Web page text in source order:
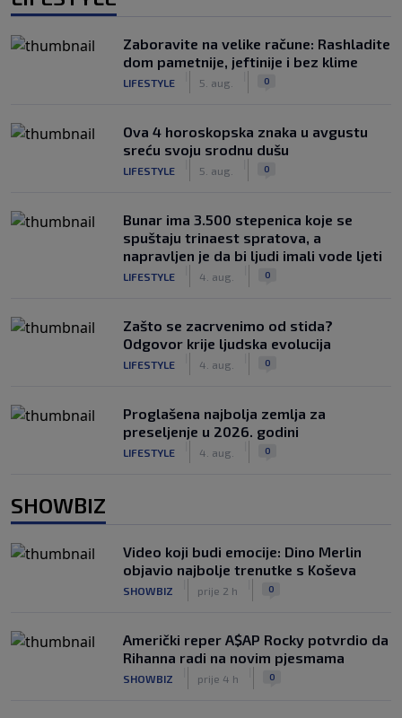
Zaboravite na velike račune: Rashladite
dom pametnije, jeftinije i bez klime
LIFESTYLE 5. aug. 0
Ova 4 horoskopska znaka u avgustu
sreću svoju srodnu dušu
LIFESTYLE 5. aug. 0
Bunar imа 3.500 stepenica koje se
spuštaju trinaest spratova, a
napravljen je da bi ljudi imali vode ljeti
LIFESTYLE 4. aug. 0
Zašto se zacrvenimo od stida?
Odgovor krije ljudska evolucija
LIFESTYLE 4. aug. 0
Proglašena najbolja zemlja za
preseljenje u 2026. godini
LIFESTYLE 4. aug. 0
SHOWBIZ
Video koji budi emocije: Dino Merlin
objavio najbolje trenutke s Koševa
SHOWBIZ prije 2 h 0
Američki reper A$AP Rocky potvrdio da
Rihanna radi na novim pjesmama
SHOWBIZ prije 4 h 0